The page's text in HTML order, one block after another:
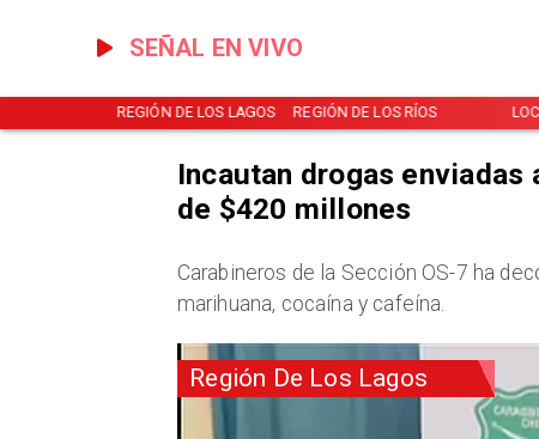
SEÑAL EN VIVO
REGIÓN DE LOS LAGOS REGIÓN DE LOS RÍOS
Región De Los Lagos
Incautan drogas
de $420 millones
Carabineros de la Sección OS-7 ha
marihuana, cocaína y cafeína.